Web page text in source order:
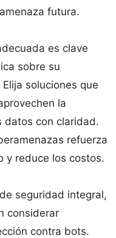
futura.
es clave
sobre su
soluciones que
la
datos con claridad.
refuerza
y reduce los costos.
seguridad integral,
considerar
contra bots.